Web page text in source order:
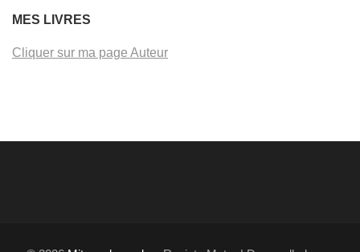
MES LIVRES
Cliquer sur ma page Auteur